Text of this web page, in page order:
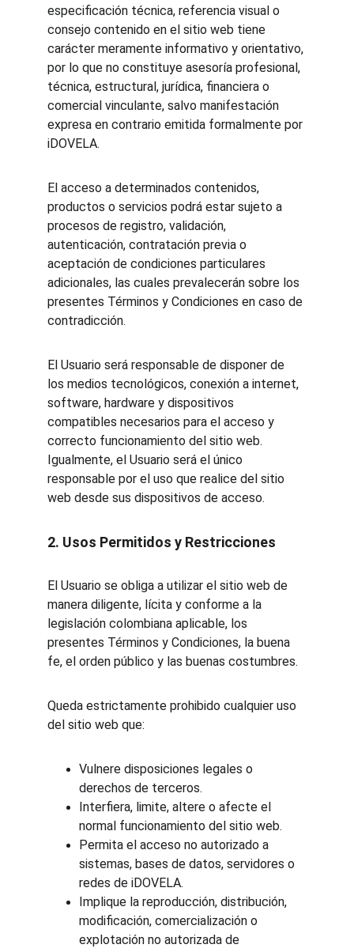
especificación técnica, referencia visual o
consejo contenido en el sitio web tiene
carácter meramente informativo y orientativo,
por lo que no constituye asesoría profesional,
técnica, estructural, jurídica, financiera o
comercial vinculante, salvo manifestación
expresa en contrario emitida formalmente por
iDOVELA.
El acceso a determinados contenidos,
productos o servicios podrá estar sujeto a
procesos de registro, validación,
autenticación, contratación previa o
aceptación de condiciones particulares
adicionales, las cuales prevalecerán sobre los
presentes Términos y Condiciones en caso de
contradicción.
El Usuario será responsable de disponer de
los medios tecnológicos, conexión a internet,
software, hardware y dispositivos
compatibles necesarios para el acceso y
correcto funcionamiento del sitio web.
Igualmente, el Usuario será el único
responsable por el uso que realice del sitio
web desde sus dispositivos de acceso.
2. Usos Permitidos y Restricciones
El Usuario se obliga a utilizar el sitio web de
manera diligente, lícita y conforme a la
legislación colombiana aplicable, los
presentes Términos y Condiciones, la buena
fe, el orden público y las buenas costumbres.
Queda estrictamente prohibido cualquier uso
del sitio web que:
Vulnere disposiciones legales o
derechos de terceros.
Interfiera, limite, altere o afecte el
normal funcionamiento del sitio web.
Permita el acceso no autorizado a
sistemas, bases de datos, servidores o
redes de iDOVELA.
Implique la reproducción, distribución,
modificación, comercialización o
explotación no autorizada de